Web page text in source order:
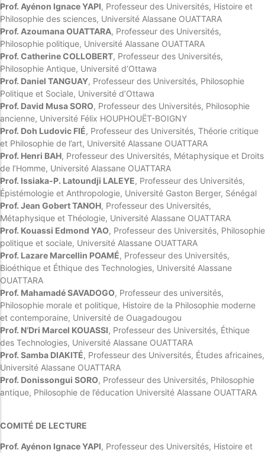
Prof. Ayénon Ignace YAPI, Professeur des Universités, Histoire et
Philosophie des sciences, Université Alassane OUATTARA
Prof. Azoumana OUATTARA, Professeur des Universités,
Philosophie politique, Université Alassane OUATTARA
Prof. Catherine COLLOBERT, Professeur des Universités,
Philosophie Antique, Université d’Ottawa
Prof. Daniel TANGUAY, Professeur des Universités, Philosophie
Politique et Sociale, Université d’Ottawa
Prof. David Musa SORO, Professeur des Universités, Philosophie
ancienne, Université Félix HOUPHOUËT-BOIGNY
Prof. Doh Ludovic FIÉ, Professeur des Universités, Théorie critique
et Philosophie de l’art, Université Alassane OUATTARA
Prof. Henri BAH, Professeur des Universités, Métaphysique et Droits
de l’Homme, Université Alassane OUATTARA
Prof. Issiaka-P. Latoundji LALEYE, Professeur des Universités,
Épistémologie et Anthropologie, Université Gaston Berger, Sénégal
Prof. Jean Gobert TANOH, Professeur des Universités,
Métaphysique et Théologie, Université Alassane OUATTARA
Prof. Kouassi Edmond YAO, Professeur des Universités, Philosophie
politique et sociale, Université Alassane OUATTARA
Prof. Lazare Marcellin POAMÉ, Professeur des Universités,
Bioéthique et Éthique des Technologies, Université Alassane
OUATTARA
Prof. Mahamadé SAVADOGO, Professeur des universités,
Philosophie morale et politique, Histoire de la Philosophie moderne
et contemporaine, Université de Ouagadougou
Prof. N’Dri Marcel KOUASSI, Professeur des Universités, Éthique
des Technologies, Université Alassane OUATTARA
Prof. Samba DIAKITÉ, Professeur des Universités, Études africaines,
Université Alassane OUATTARA
Prof. Donissongui SORO, Professeur des Universités, Philosophie
antique, Philosophie de l’éducation Université Alassane OUATTARA
COMITÉ DE LECTURE
Prof. Ayénon Ignace YAPI, Professeur des Universités, Histoire et